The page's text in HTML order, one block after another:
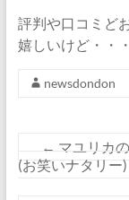
評判や口コミど
嬉しいけど・・・
newsdondon
← マユリカ
(お笑いナタリー)